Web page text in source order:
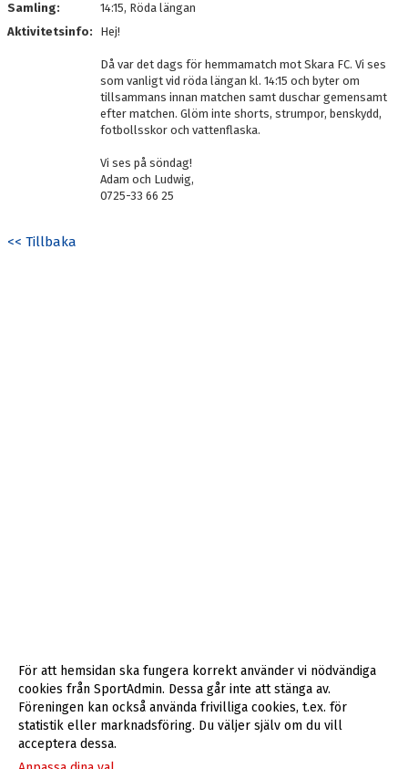
Samling:
14:15, Röda längan
Aktivitetsinfo:
Hej!
Då var det dags för hemmamatch mot Skara FC. Vi ses
som vanligt vid röda längan kl. 14:15 och byter om
tillsammans innan matchen samt duschar gemensamt
efter matchen. Glöm inte shorts, strumpor, benskydd,
fotbollsskor och vattenflaska.
Vi ses på söndag!
Adam och Ludwig,
0725-33 66 25
<< Tillbaka
För att hemsidan ska fungera korrekt använder vi nödvändiga
cookies från SportAdmin. Dessa går inte att stänga av.
Föreningen kan också använda frivilliga cookies, t.ex. för
statistik eller marknadsföring. Du väljer själv om du vill
acceptera dessa.